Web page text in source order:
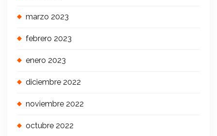
marzo 2023
febrero 2023
enero 2023
diciembre 2022
noviembre 2022
octubre 2022